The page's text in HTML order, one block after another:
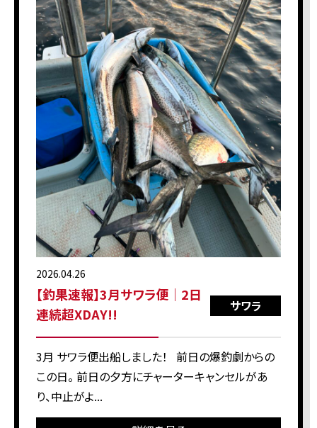
2026.04.26
【釣果速報】3月サワラ便｜2日
連続超XDAY!!
サワラ
3月 サワラ便出船しました！ 前日の爆釣劇からの
この日。 前日の夕方にチャーターキャンセルがあ
り、中止がよ...